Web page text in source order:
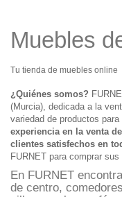
Muebles
Tu tienda de muebles online
¿Quiénes somos?
(Murcia), dedicada a la
variedad de productos
experiencia en la venta
clientes satisfechos en
FURNET para comprar sus
En FURNET
de centro,